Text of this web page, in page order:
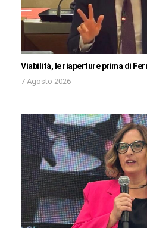
Viabilità, le riaperture prima di
7 Agosto 2026